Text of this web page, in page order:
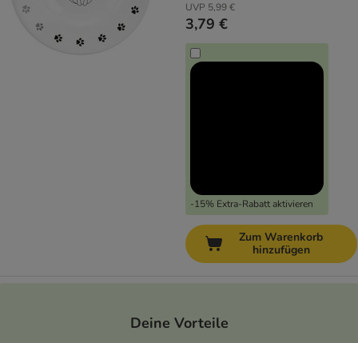
UVP 5,99 €
3,79 €
-15% Extra-Rabatt aktivieren
Zum Warenkorb
hinzufügen
Deine Vorteile